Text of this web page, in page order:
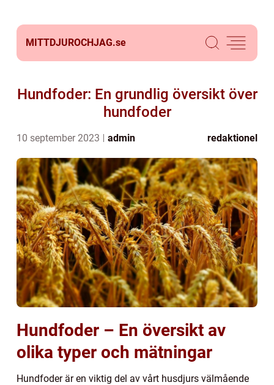
MITTDJUROCHJAG.se
Hundfoder: En grundlig översikt över
hundfoder
10 september 2023 admin redaktionel
Hundfoder – En översikt av
olika typer och mätningar
Hundfoder är en viktig del av vårt husdjurs välmående